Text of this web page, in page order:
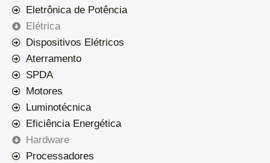
Eletrônica de Potência
Elétrica
Dispositivos Elétricos
Aterramento
SPDA
Motores
Luminotécnica
Eficiência Energética
Hardware
Processadores